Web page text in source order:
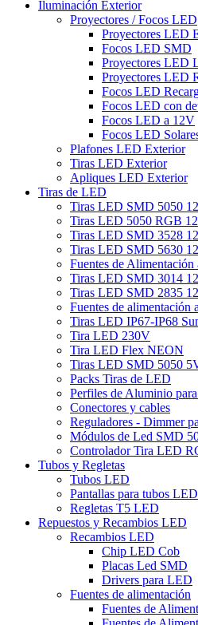
Iluminación Exterior
Proyectores / Focos LED
Proyectores LED
Focos LED SMD
Proyectores LED
Proyectores LED
Focos LED
Focos LED con
Focos LED a 12V
Focos LED
Plafones LED Exterior
Tiras LED Exterior
Apliques LED Exterior
Tiras de LED
Tiras LED SMD 5050
Tiras LED 5050 RGB
Tiras LED SMD 3528
Tiras LED SMD 5630
Fuentes de
Tiras LED SMD 3014
Tiras LED SMD 2835
Fuentes de alimentación
Tiras LED IP67-IP68
Tira LED 230V
Tira LED Flex NEON
Tiras LED SMD 5050
Packs Tiras de LED
Perfiles de Aluminio
Conectores y cables
Reguladores - Dimmer
Módulos de Led SMD
Controlador Tira LED
Tubos y Regletas
Tubos LED
Pantallas para tubos LED
Regletas T5 LED
Repuestos y Recambios LED
Recambios LED
Chip LED Cob
Placas Led SMD
Drivers para LED
Fuentes de alimentación
Fuentes de